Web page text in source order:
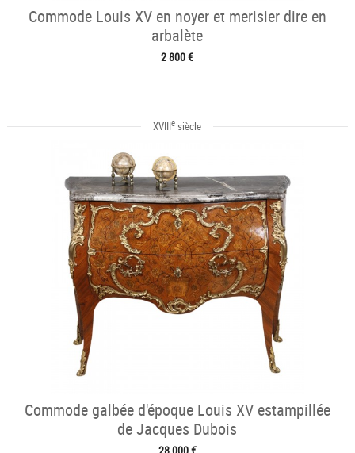
Commode Louis XV en noyer et merisier dire en
arbalète
2 800 €
XVIIIe siècle
Commode galbée d'époque Louis XV estampillée
de Jacques Dubois